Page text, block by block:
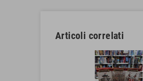
Articoli correlati